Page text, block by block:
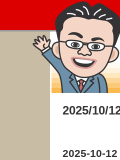
2025/10/
2025-10-